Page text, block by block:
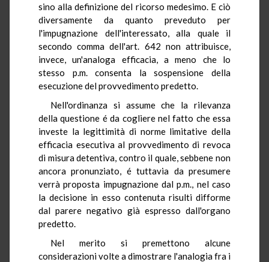
sino alla definizione del ricorso medesimo. E ciò
diversamente da quanto preveduto per
l'impugnazione dell'interessato, alla quale il
secondo comma dell'art. 642 non attribuisce,
invece, un'analoga efficacia, a meno che lo
stesso p.m. consenta la sospensione della
esecuzione del provvedimento predetto.
Nell'ordinanza si assume che la rilevanza
della questione é da cogliere nel fatto che essa
investe la legittimità di norme limitative della
efficacia esecutiva al provvedimento di revoca
di misura detentiva, contro il quale, sebbene non
ancora pronunziato, é tuttavia da presumere
verrà proposta impugnazione dal p.m., nel caso
la decisione in esso contenuta risulti difforme
dal parere negativo già espresso dall'organo
predetto.
Nel merito si premettono alcune
considerazioni volte a dimostrare l'analogia fra i